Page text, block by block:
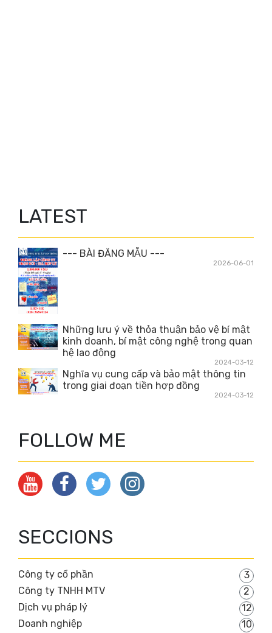
LATEST
--- BÀI ĐĂNG MẪU ---
2026-06-01
Những lưu ý về thỏa thuận bảo vệ bí mật
kinh doanh, bí mật công nghệ trong quan
hệ lao động
2024-03-12
Nghĩa vụ cung cấp và bảo mật thông tin
trong giai đoạn tiền hợp đồng
2024-03-12
FOLLOW ME
SECCIONS
Công ty cổ phần
3
Công ty TNHH MTV
2
Dịch vụ pháp lý
12
Doanh nghiệp
10